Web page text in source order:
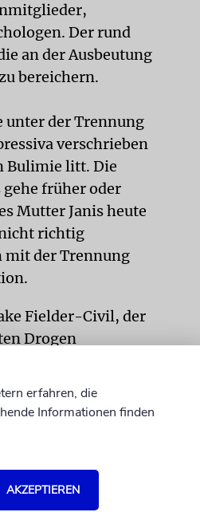
Der rund
an der Ausbeutung
bereichern.
unter der Trennung
verschrieben
Bulimie litt. Die
früher oder
Mutter Janis heute
richtig
mit der Trennung
Fielder-Civil, der
Drogen
vorher
der Film
habe sicherlich
erfahren, die
Informationen finden
AKZEPTIEREN